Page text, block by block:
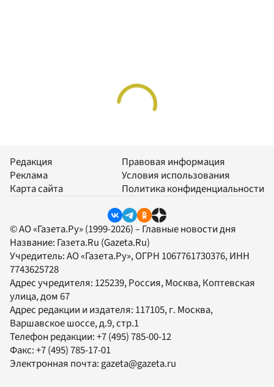
Редакция
Реклама
Карта сайта
Правовая информация
Условия использования
Политика конфиденциальности
© АО «Газета.Ру» (1999-2026) – Главные новости дня
Название: Газета.Ru (Gazeta.Ru)
Учредитель:АО «Газета.Ру», ОГРН 1067761730376, ИНН
7743625728
Адрес учредителя: 125239, Россия, Москва, Коптевская
улица, дом 67
Адрес редакции и издателя: 117105, г. Москва,
Варшавское шоссе, д.9, стр.1
Телефон редакции:+7 (495) 785-00-12
Факс:+7 (495) 785-17-01
Электронная почта:gazeta@gazeta.ru